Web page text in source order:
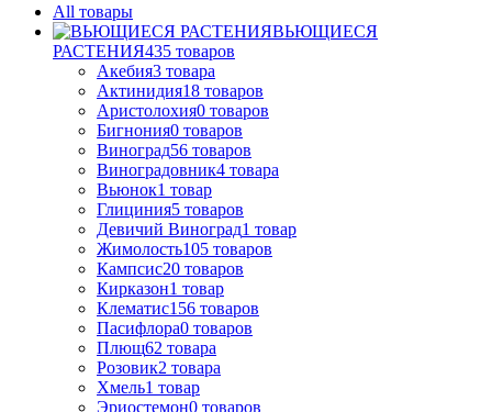
All товары
ВЬЮЩИЕСЯ
РАСТЕНИЯ435 товаров
Акебия3 товара
Актинидия18 товаров
Аристолохия0 товаров
Бигнония0 товаров
Виноград56 товаров
Виноградовник4 товара
Вьюнок1 товар
Глициния5 товаров
Девичий Виноград1 товар
Жимолость105 товаров
Кампсис20 товаров
Кирказон1 товар
Клематис156 товаров
Пасифлора0 товаров
Плющ62 товара
Розовик2 товара
Хмель1 товар
Эриостемон0 товаров